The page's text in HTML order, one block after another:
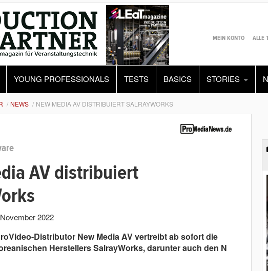
MEIN KONTO ALLE
YOUNG PROFESSIONALS TESTS BASICS STORIES
NEWS NEW MEDIA AV DISTRIBUIERT SALRAYWORKS
AV distribuiert
2022
Distributor New Media AV vertreibt ab sofort die
Herstellers SalrayWorks, darunter auch den N